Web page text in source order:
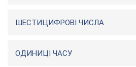
ШЕСТИЦИФРОВІ ЧИСЛА
ОДИНИЦІ ЧАСУ